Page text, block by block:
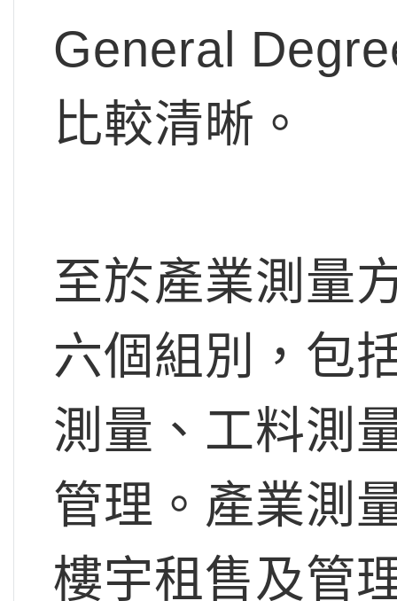
General
比較清晰。
至於產業測量
六個組別，包
測量、工料測
管理。產業測
樓宇租售及管